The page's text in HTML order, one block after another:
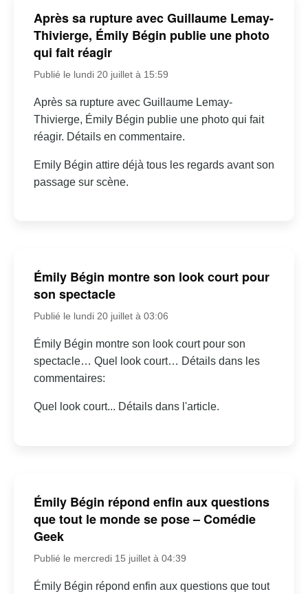
Après sa rupture avec Guillaume Lemay-
Thivierge, Émily Bégin publie une photo
qui fait réagir
Publié le lundi 20 juillet à 15:59
Après sa rupture avec Guillaume Lemay-
Thivierge, Émily Bégin publie une photo qui fait
réagir. Détails en commentaire.
Emily Bégin attire déjà tous les regards avant son
passage sur scène.
Émily Bégin montre son look court pour
son spectacle
Publié le lundi 20 juillet à 03:06
Émily Bégin montre son look court pour son
spectacle… Quel look court… Détails dans les
commentaires:
Quel look court... Détails dans l'article.
Émily Bégin répond enfin aux questions
que tout le monde se pose – Comédie
Geek
Publié le mercredi 15 juillet à 04:39
Émily Bégin répond enfin aux questions que tout